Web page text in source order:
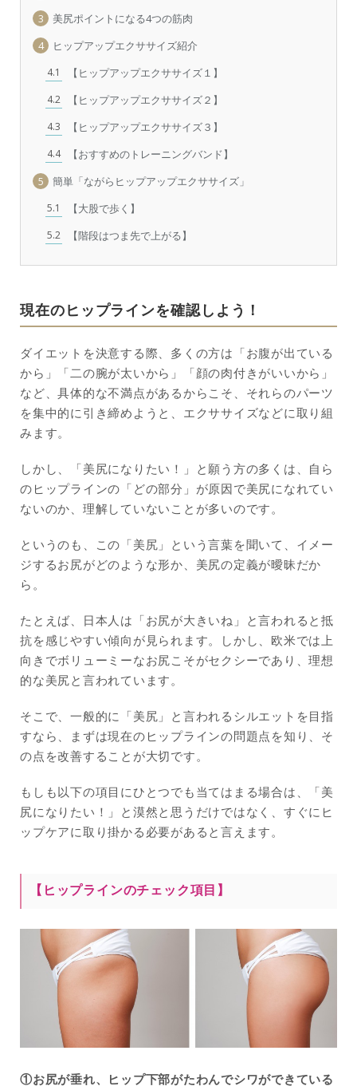
3
美尻ポイントになる4つの筋肉
4
ヒップアップエクササイズ紹介
4.1 【ヒップアップエクササイズ１】
4.2 【ヒップアップエクササイズ２】
4.3 【ヒップアップエクササイズ３】
4.4
【おすすめのトレーニングバンド】
5
簡単「ながらヒップアップエクササイズ」
5.1 【大股で歩く】
5.2 【階段はつま先で上がる】
現在のヒップラインを確認しよう！
ダイエットを決意する際、多くの方は「お腹が出ている
から」「二の腕が太いから」「顔の肉付きがいいから」
など、具体的な不満点があるからこそ、それらのパーツ
を集中的に引き締めようと、エクササイズなどに取り組
みます。
しかし、「美尻になりたい！」と願う方の多くは、自ら
のヒップラインの「どの部分」が原因で美尻になれてい
ないのか、理解していないことが多いのです。
というのも、この「美尻」という言葉を聞いて、イメー
ジするお尻がどのような形か、美尻の定義が曖昧だか
ら。
たとえば、日本人は「お尻が大きいね」と言われると抵
抗を感じやすい傾向が見られます。しかし、欧米では上
向きでボリューミーなお尻こそがセクシーであり、理想
的な美尻と言われています。
そこで、一般的に「美尻」と言われるシルエットを目指
すなら、まずは現在のヒップラインの問題点を知り、そ
の点を改善することが大切です。
もしも以下の項目にひとつでも当てはまる場合は、「美
尻になりたい！」と漠然と思うだけではなく、すぐにヒ
ップケアに取り掛かる必要があると言えます。
【ヒップラインのチェック項目】
①お尻が垂れ、ヒップ下部がたわんでシワができている